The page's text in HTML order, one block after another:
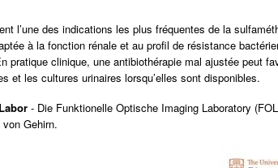
l’une des indications les plus fréquentes de la
à la fonction rénale et au profil de résistance
pratique clinique, une antibiothérapie mal ajustée peut
et les cultures urinaires lorsqu’elles sont disponibles.
- Die Funktionelle Optische Imaging Laboratory
Gehirn.